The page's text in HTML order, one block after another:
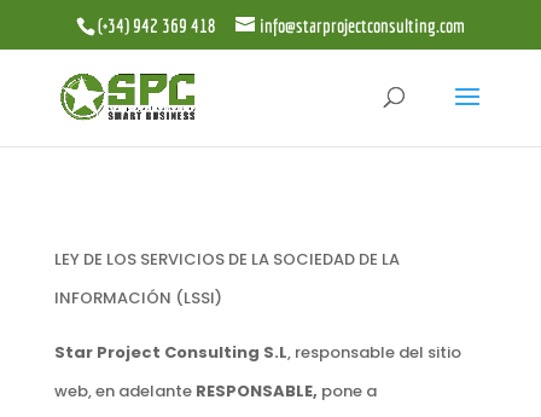
(+34) 942 369 418 info@starprojectconsulting.com
LEY DE LOS SERVICIOS DE LA SOCIEDAD DE LA
INFORMACIÓN (LSSI)
Star Project Consulting S.L, responsable del sitio
web, en adelante RESPONSABLE, pone a